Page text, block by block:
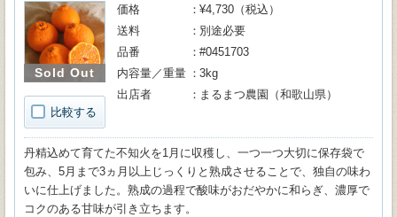
Sold Out
比較する
価格
¥4,730（税込）
送料
別途必要
品番
#0451703
内容量／重量
3kg
出店者
まるまつ農園（和歌山県）
丹精込めて育てた不知火を1月に収穫し、一つ一つ大切に保存袋で
包み、5月まで3ヵ月以上じっくりと熟成させることで、独自の味わ
いに仕上げました。熟成の過程で酸味がおだやかに和らぎ、濃厚で
コクのある甘味が引き立ちます。